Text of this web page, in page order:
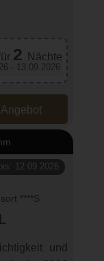
2 Nächte
- 13.09.2026
12.09.2026
****S
und